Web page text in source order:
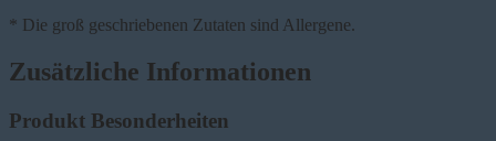
* Die groß geschriebenen Zutaten sind Allergene.
Zusätzliche Informationen
Produkt Besonderheiten